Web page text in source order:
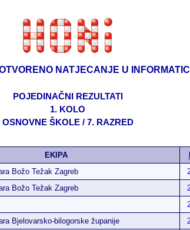
NATJECANJE U INFORMATICI
POJEDINAČNI REZULTATI
1. KOLO
OSNOVNE ŠKOLE / 7. RAZRED
EKIPA
Božo Težak Zagreb
Božo Težak Zagreb
Bjelovarsko-bilogorske županije